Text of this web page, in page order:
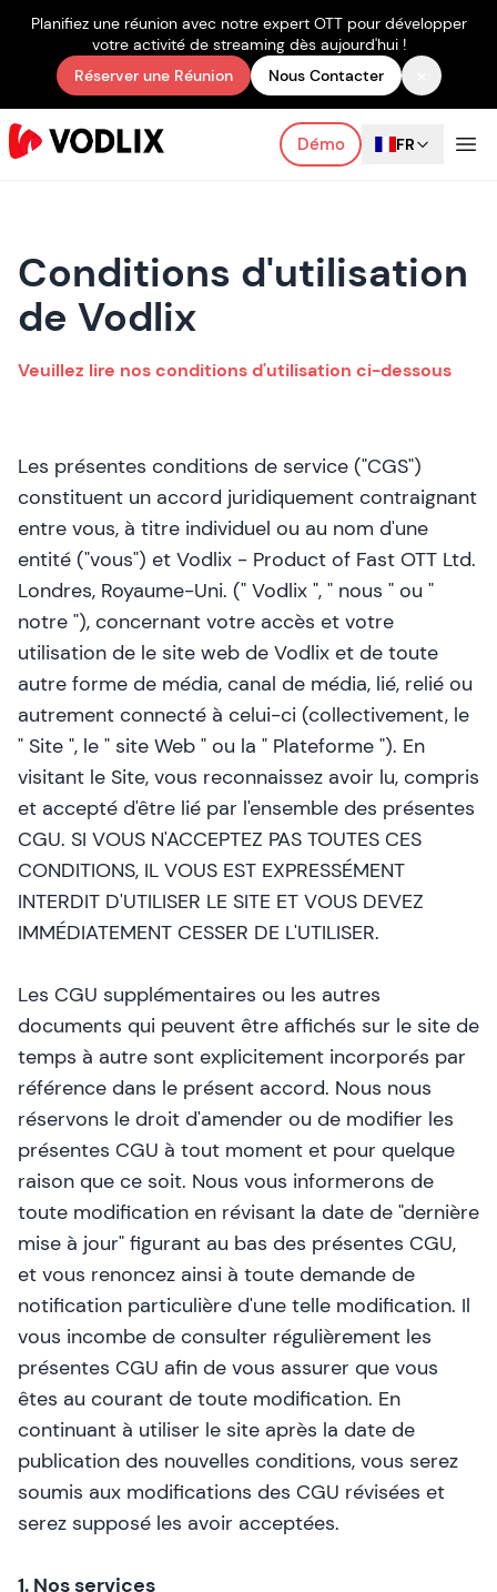
Planifiez une réunion avec notre expert OTT pour développer
votre activité de streaming dès aujourd'hui !
Réserver une Réunion
Nous Contacter
Démo FR
Conditions d'utilisation
de Vodlix
Veuillez lire nos conditions d'utilisation ci-dessous
Les présentes conditions de service ("CGS")
constituent un accord juridiquement contraignant
entre vous, à titre individuel ou au nom d'une
entité ("vous") et Vodlix - Product of Fast OTT Ltd.
Londres, Royaume-Uni. (" Vodlix ", " nous " ou "
notre "), concernant votre accès et votre
utilisation de le site web de Vodlix et de toute
autre forme de média, canal de média, lié, relié ou
autrement connecté à celui-ci (collectivement, le
" Site ", le " site Web " ou la " Plateforme "). En
visitant le Site, vous reconnaissez avoir lu, compris
et accepté d'être lié par l'ensemble des présentes
CGU. SI VOUS N'ACCEPTEZ PAS TOUTES CES
CONDITIONS, IL VOUS EST EXPRESSÉMENT
INTERDIT D'UTILISER LE SITE ET VOUS DEVEZ
IMMÉDIATEMENT CESSER DE L'UTILISER.
Les CGU supplémentaires ou les autres
documents qui peuvent être affichés sur le site de
temps à autre sont explicitement incorporés par
référence dans le présent accord. Nous nous
réservons le droit d'amender ou de modifier les
présentes CGU à tout moment et pour quelque
raison que ce soit. Nous vous informerons de
toute modification en révisant la date de "dernière
mise à jour" figurant au bas des présentes CGU,
et vous renoncez ainsi à toute demande de
notification particulière d'une telle modification. Il
vous incombe de consulter régulièrement les
présentes CGU afin de vous assurer que vous
êtes au courant de toute modification. En
continuant à utiliser le site après la date de
publication des nouvelles conditions, vous serez
soumis aux modifications des CGU révisées et
serez supposé les avoir acceptées.
1. Nos services